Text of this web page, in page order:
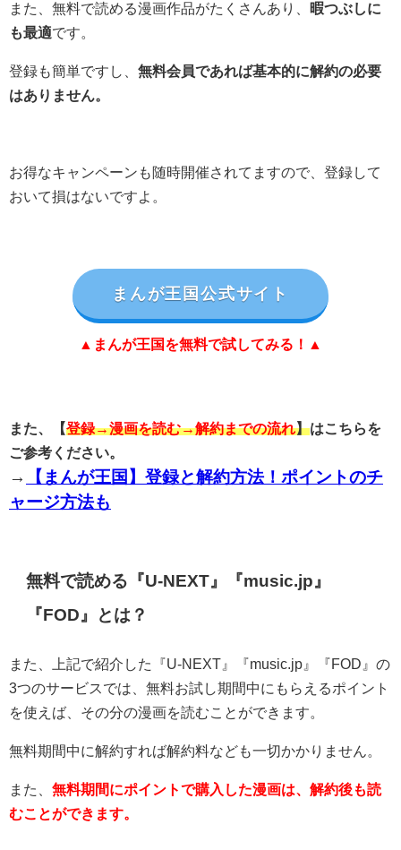
また、無料で読める漫画作品がたくさんあり、
暇つぶしに
も最適です。
登録も簡単ですし、 無料会員であれば基本的に解約の必要
はありません。
お得なキャンペーンも随時開催されてますので、登録して
おいて損はないですよ。
まんが王国公式サイト
▲まんが王国を無料で試してみる！▲
また、【登録→漫画を読む→解約までの流れ】はこちらを
ご参考ください。
→
【まんが王国】登録と解約方法！ポイントのチ
ャージ方法も
無料で読める『U-NEXT』『music.jp』
『FOD』とは？
また、上記で紹介した『U-NEXT』『music.jp』『FOD』の
3つのサービスでは、無料お試し期間中にもらえるポイント
を使えば、その分の漫画を読むことができます。
無料期間中に解約すれば解約料なども一切かかりません。
また、 無料期間にポイントで購入した漫画は、解約後も読
むことができます。